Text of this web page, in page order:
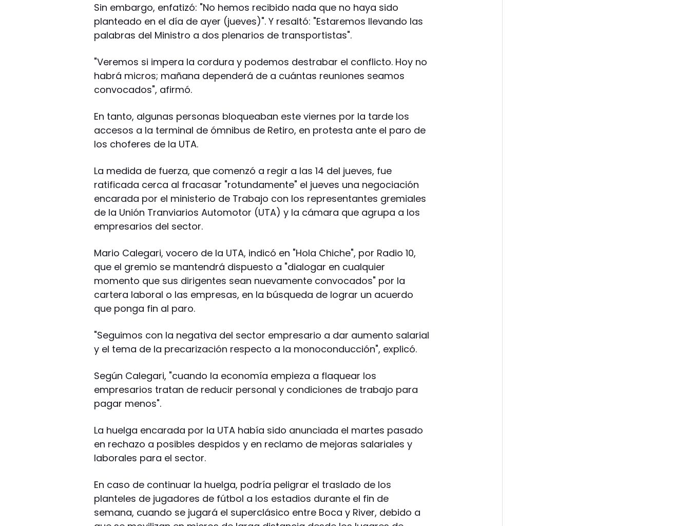
Sin embargo, enfatizó: "No hemos recibido nada que no haya sido
planteado en el día de ayer (jueves)". Y resaltó: "Estaremos llevando las
palabras del Ministro a dos plenarios de transportistas".
"Veremos si impera la cordura y podemos destrabar el conflicto. Hoy no
habrá micros; mañana dependerá de a cuántas reuniones seamos
convocados", afirmó.
En tanto, algunas personas bloqueaban este viernes por la tarde los
accesos a la terminal de ómnibus de Retiro, en protesta ante el paro de
los choferes de la UTA.
La medida de fuerza, que comenzó a regir a las 14 del jueves, fue
ratificada cerca al fracasar "rotundamente" el jueves una negociación
encarada por el ministerio de Trabajo con los representantes gremiales
de la Unión Tranviarios Automotor (UTA) y la cámara que agrupa a los
empresarios del sector.
Mario Calegari, vocero de la UTA, indicó en "Hola Chiche", por Radio 10,
que el gremio se mantendrá dispuesto a "dialogar en cualquier
momento que sus dirigentes sean nuevamente convocados" por la
cartera laboral o las empresas, en la búsqueda de lograr un acuerdo
que ponga fin al paro.
"Seguimos con la negativa del sector empresario a dar aumento salarial
y el tema de la precarización respecto a la monoconducción", explicó.
Según Calegari, "cuando la economía empieza a flaquear los
empresarios tratan de reducir personal y condiciones de trabajo para
pagar menos".
La huelga encarada por la UTA había sido anunciada el martes pasado
en rechazo a posibles despidos y en reclamo de mejoras salariales y
laborales para el sector.
En caso de continuar la huelga, podría peligrar el traslado de los
planteles de jugadores de fútbol a los estadios durante el fin de
semana, cuando se jugará el superclásico entre Boca y River, debido a